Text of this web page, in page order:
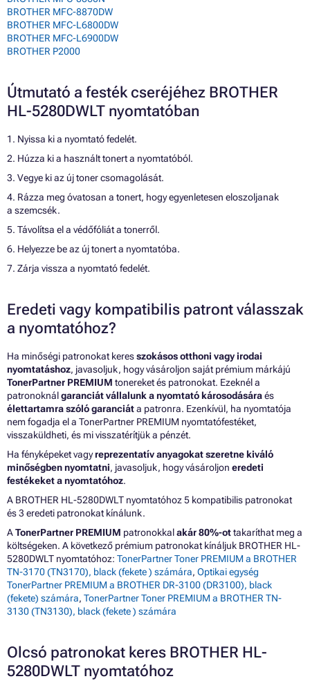
BROTHER MFC-8870DW
BROTHER MFC-L6800DW
BROTHER MFC-L6900DW
BROTHER P2000
Útmutató a festék cseréjéhez BROTHER
HL-5280DWLT nyomtatóban
1. Nyissa ki a nyomtató fedelét.
2. Húzza ki a használt tonert a nyomtatóból.
3. Vegye ki az új toner csomagolását.
4. Rázza meg óvatosan a tonert, hogy egyenletesen eloszoljanak
a szemcsék.
5. Távolítsa el a védőfóliát a tonerről.
6. Helyezze be az új tonert a nyomtatóba.
7. Zárja vissza a nyomtató fedelét.
Eredeti vagy kompatibilis patront válasszak
a nyomtatóhoz?
Ha minőségi patronokat keresszokásos otthoni vagy irodai
nyomtatáshoz, javasoljuk, hogy vásároljon saját prémium márkájú
TonerPartner PREMIUM tonereket és patronokat. Ezeknél a
patronoknálgaranciát vállalunk a nyomtató károsodásáraés
élettartamra szóló garanciáta patronra. Ezenkívül, ha nyomtatója
nem fogadja el a TonerPartner PREMIUM nyomtatófestéket,
visszaküldheti, és mi visszatérítjük a pénzét.
Ha fényképeket vagyreprezentatív anyagokat szeretne kiváló
minőségben nyomtatni, javasoljuk, hogy vásároljon eredeti
festékeket a nyomtatóhoz.
A BROTHER HL-5280DWLT nyomtatóhoz 5 kompatibilis patronokat
és 3 eredeti patronokat kínálunk.
ATonerPartner PREMIUM patronokkalakár 80%-ottakaríthat meg a
költségeken. A következő prémium patronokat kínáljuk BROTHER HL-
5280DWLT nyomtatóhoz: TonerPartner Toner PREMIUM a BROTHER
TN-3170 (TN3170), black (fekete ) számára, Optikai egység
TonerPartner PREMIUM a BROTHER DR-3100 (DR3100), black
(fekete) számára, TonerPartner Toner PREMIUM a BROTHER TN-
3130 (TN3130), black (fekete ) számára
Olcsó patronokat keres BROTHER HL-
5280DWLT nyomtatóhoz